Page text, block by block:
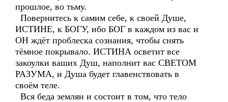
прошлое, во тьму.
Повернитесь к самим себе, к своей Душе,
ИСТИНЕ, к БОГУ, ибо БОГ в каждом из вас и
ОН ждёт проблеска сознания, чтобы снять
тёмное покрывало. ИСТИНА осветит все
закоулки ваших Душ, наполнит вас СВЕТОМ
РАЗУМА, и Душа будет главенствовать в
своём теле.
Вся беда землян и состоит в том, что тело